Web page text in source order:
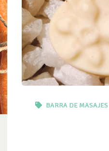
BARRA DE MASAJES